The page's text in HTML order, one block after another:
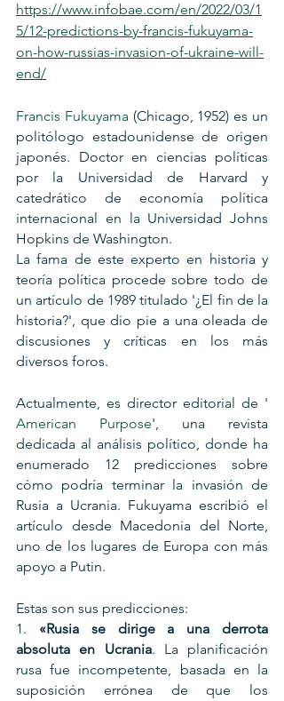
https://www.infobae.com/en/2022/03/1
5/12-predictions-by-francis-fukuyama-
on-how-russias-invasion-of-ukraine-will-
end/
Francis Fukuyama (Chicago, 1952) es un
politólogo estadounidense de origen
japonés. Doctor en ciencias políticas
por la Universidad de Harvard y
catedrático de economía política
internacional en la Universidad Johns
Hopkins de Washington.
La fama de este experto en historia y
teoría política procede sobre todo de
un artículo de 1989 titulado '¿El fin de la
historia?', que dio pie a una oleada de
discusiones y críticas en los más
diversos foros.
American Purpose', una revista
dedicada al análisis político, donde ha
enumerado 12 predicciones sobre
cómo podría terminar la invasión de
Rusia a Ucrania. Fukuyama escribió el
artículo desde Macedonia del Norte,
uno de los lugares de Europa con más
apoyo a Putin.
Estas son sus predicciones:
1. «Rusia se dirige a una derrota
absoluta en Ucrania. La planificación
rusa fue incompetente, basada en la
suposición errónea de que los